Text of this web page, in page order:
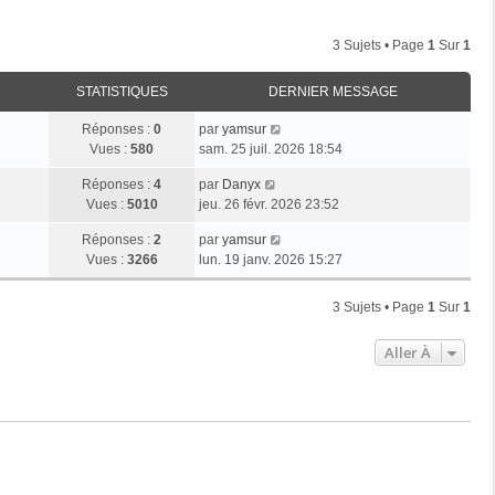
3 Sujets • Page 1 Sur 1
STATISTIQUES DERNIER MESSAGE
Réponses : 0
Vues : 580
par yamsur
sam. 25 juil. 2026 18:54
Réponses : 4
Vues : 5010
par Danyx
jeu. 26 févr. 2026 23:52
Réponses : 2
Vues : 3266
par yamsur
lun. 19 janv. 2026 15:27
3 Sujets • Page 1 Sur 1
Aller À